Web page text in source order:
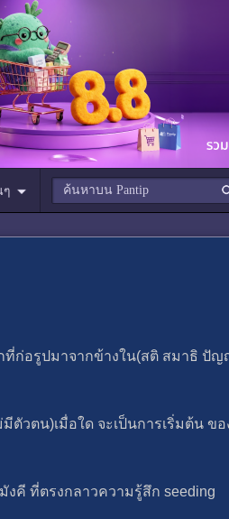
ๆ
ก่อรูปมาจากข้างใน(สติ สมาธิ ปั
ตัวตน)เมื่อใด จะเป็นการเริ่มต้น
คี ที่ตรงกลาวความรู้สึก seeding